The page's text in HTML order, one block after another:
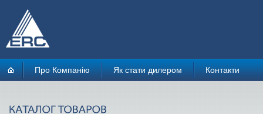
Про Компанію Як стати дилером Контакти